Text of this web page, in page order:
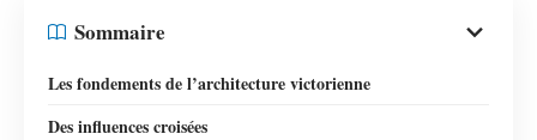
Sommaire
Les fondements de l’architecture victorienne
Des influences croisées